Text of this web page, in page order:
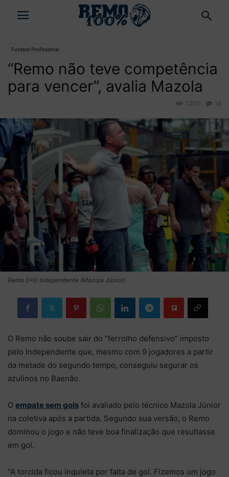
Futebol Profissional
“Remo não teve competência
para vencer”, avalia Mazola
16
1300
Remo 0×0 Independente (Mazola Júnior)
O Remo não soube sair do “ferrolho defensivo” imposto
pelo Independente que, mesmo com 9 jogadores a partir
da metade do segundo tempo, conseguiu segurar os
azulinos no Baenão.
O empate sem gols foi avaliado pelo técnico Mazola Júnior
na coletiva após a partida. Segundo sua versão, o Remo
dominou o jogo e não teve boa finalização que resultasse
em gol.
“A torcida ficou inquieta por falta de gol. Fizemos um jogo